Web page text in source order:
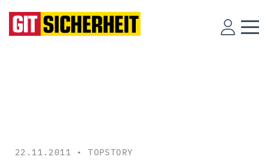
22.11.2011 •TOPSTORY